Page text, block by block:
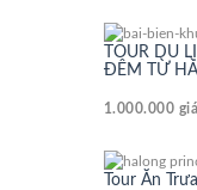
TOUR DU
ĐÊM TỪ
1.000.000
Tour Ăn